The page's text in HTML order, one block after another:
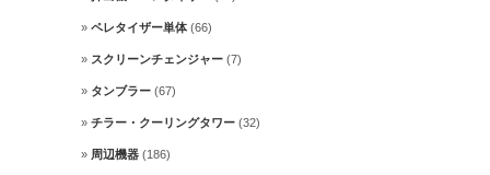
ペレタイザー単体 (66)
スクリーンチェンジャー (7)
タンブラー (67)
チラー・クーリングタワー (32)
周辺機器 (186)